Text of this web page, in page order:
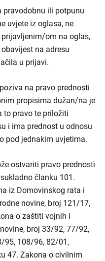
ili potpunu
uvjete iz oglasa, ne
om na oglas,
na adresu
u prijavi.
na pravo prednosti
propisima dužan/na je
to pravo te priložiti
i ima prednost u odnosu
pod jednakim uvjetima.
pravo prednosti
članku 101.
iz Domovinskog rata i
novine, broj 121/17,
o zaštiti vojnih i
broj 33/92, 77/92,
95, 108/96, 82/01,
47. Zakona o civilnim